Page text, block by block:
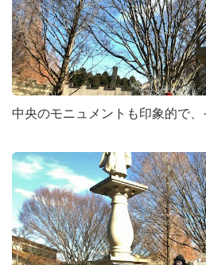
中央のモニュメントも印象的で、